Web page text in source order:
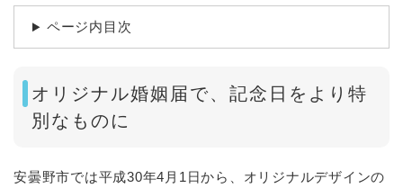
ページ内目次
オリジナル婚姻届で、記念日をより特
別なものに
安曇野市では平成30年4月1日から、オリジナルデザインの